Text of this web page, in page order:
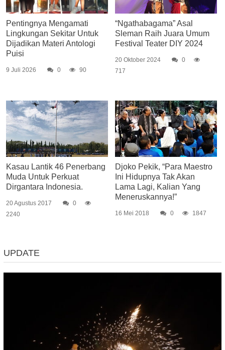
Pentingnya Mengamati
Lingkungan Sekitar Untuk
Dijadikan Materi Antologi
Puisi
9 Juli 2026 0 90
“Ngathabagama” Asal
Sleman Raih Juara Umum
Festival Teater DIY 2024
20 Oktober 2024
0
717
Kasau Lantik 46 Penerbang
Muda Untuk Perkuat
Dirgantara Indonesia.
20 Agustus 2017
0
2240
Djoko Pekik, “Para Maestro
Ini Hidupnya Tak Akan
Lama Lagi, Kalian Yang
Meneruskannya!”
16 Mei 2018 0 1847
UPDATE